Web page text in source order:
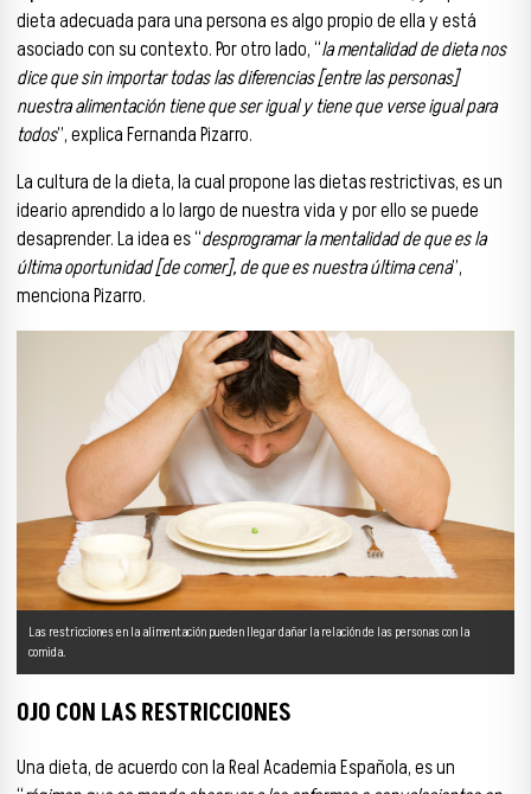
dieta adecuada para una persona es algo propio de ella y está
asociado con su contexto.Por otro lado,“la mentalidad de dieta nos
dice que sin importar todas las diferencias [entre las personas]
nuestra alimentación tiene que ser igual y tiene que verse igual para
todos”, explica Fernanda Pizarro.
La cultura de la dieta, la cual propone las dietas restrictivas, es un
ideario aprendido a lo largo de nuestra vida y por ello se puede
desaprender. La idea es “desprogramar la mentalidad de que es la
última oportunidad [de comer], de que es nuestra última cena”,
menciona Pizarro.
Las restricciones en la alimentación pueden llegar dañar la relación de las personas con la
comida.
OJO CON LAS RESTRICCIONES
Una dieta, de acuerdo con la Real Academia Española, es un